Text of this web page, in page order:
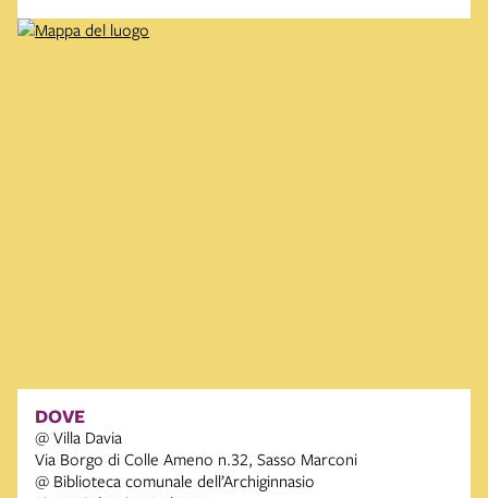
DOVE
@ Villa Davia
Via Borgo di Colle Ameno n.32, Sasso Marconi
@ Biblioteca comunale dell’Archiginnasio